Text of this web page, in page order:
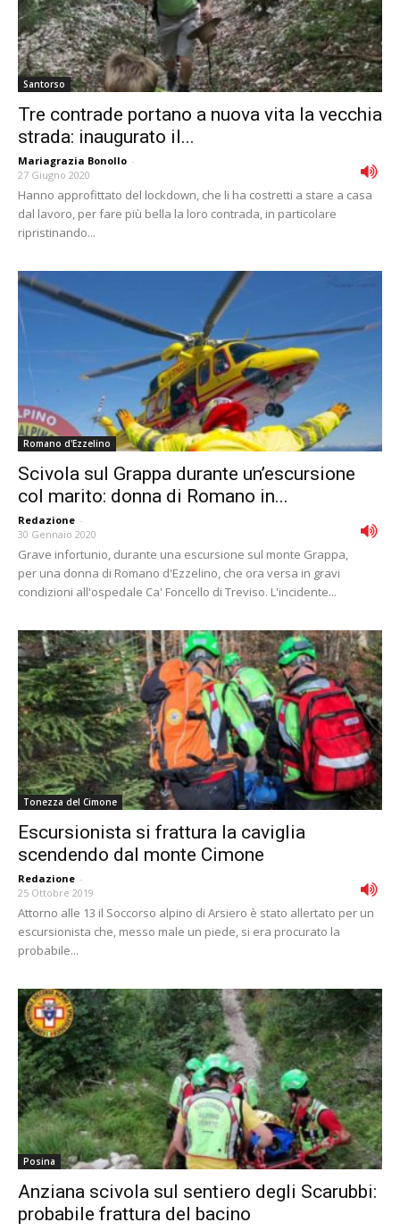
Santorso
Tre contrade portano a nuova vita la vecchia
strada: inaugurato il...
Mariagrazia Bonollo -
27 Giugno 2020
Hanno approfittato del lockdown, che li ha costretti a stare a casa
dal lavoro, per fare più bella la loro contrada, in particolare
ripristinando...
Romano d'Ezzelino
Scivola sul Grappa durante un’escursione
col marito: donna di Romano in...
Redazione -
30 Gennaio 2020
Grave infortunio, durante una escursione sul monte Grappa,
per una donna di Romano d'Ezzelino, che ora versa in gravi
condizioni all'ospedale Ca' Foncello di Treviso. L'incidente...
Tonezza del Cimone
Escursionista si frattura la caviglia
scendendo dal monte Cimone
Redazione -
25 Ottobre 2019
Attorno alle 13 il Soccorso alpino di Arsiero è stato allertato per un
escursionista che, messo male un piede, si era procurato la
probabile...
Posina
Anziana scivola sul sentiero degli Scarubbi:
probabile frattura del bacino